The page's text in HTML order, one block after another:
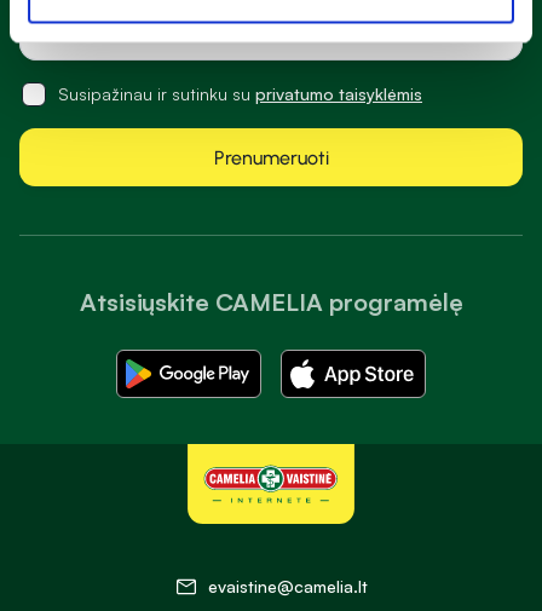
Atsisiųskite CAMELIA programėlę
Susipažinau ir sutinku su privatumo taisyklėmis
Prenumeruoti
evaistine@camelia.lt